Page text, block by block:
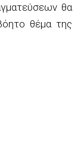
θα
θέμα της